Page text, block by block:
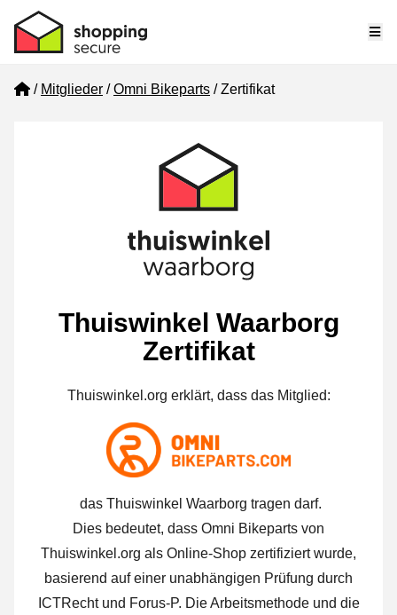
Home
Mitglieder Omni Bikeparts Zertifikat
Thuiswinkel Waarborg
Zertifikat
Thuiswinkel.org erklärt, dass das Mitglied:
das Thuiswinkel Waarborg tragen darf.
Dies bedeutet, dass Omni Bikeparts von
Thuiswinkel.org als Online-Shop zertifiziert wurde,
basierend auf einer unabhängigen Prüfung durch
ICTRecht und Forus-P. Die Arbeitsmethode und die